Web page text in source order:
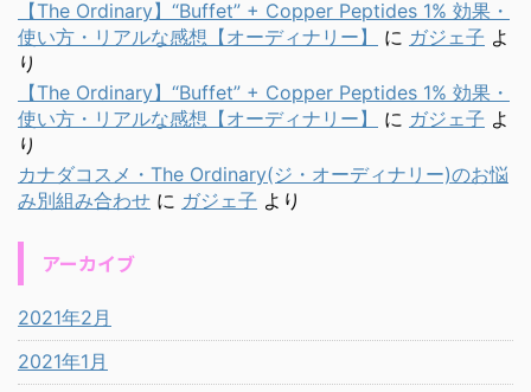
【The Ordinary】“Buffet” + Copper Peptides 1% 効果・
使い方・リアルな感想【オーディナリー】
に ガジェ子 よ
り
【The Ordinary】“Buffet” + Copper Peptides 1% 効果・
使い方・リアルな感想【オーディナリー】
に ガジェ子 よ
り
カナダコスメ・The Ordinary(ジ・オーディナリー)のお悩
み別組み合わせ に ガジェ子 より
アーカイブ
2021年2月
2021年1月